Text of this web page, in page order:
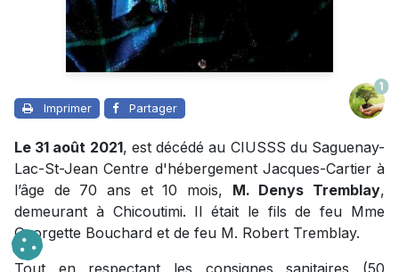
Imprimer Partager
1
Le 31 août 2021, est décédé au CIUSSS du Saguenay-
Lac-St-Jean Centre d'hébergement Jacques-Cartier à
l’âge de 70 ans et 10 mois, M. Denys Tremblay,
demeurant à Chicoutimi. Il était le fils de feu Mme
Georgette Bouchard et de feu M. Robert Tremblay.
Tout en respectant les consignes sanitaires (50